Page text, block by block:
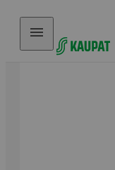
Hyppää sisältöön